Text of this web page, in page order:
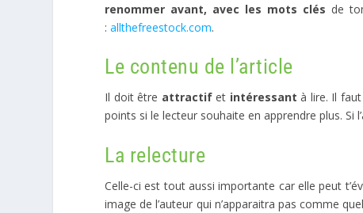
renommer avant, avec les mots clés de
: allthefreestock.com.
Le contenu de l’article
Il doit être attractifet intéressant à lire. Il
points si le lecteur souhaite en apprendre plus. Si
La relecture
Celle-ci est tout aussi importante car elle peut
image de l’auteur qui n’apparaitra pas comme